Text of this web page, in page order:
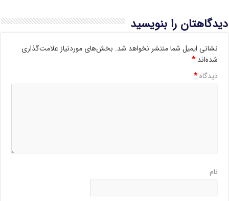
دیدگاهتان را بنویسید
نشانی ایمیل شما منتشر نخواهد شد. بخش‌های موردنیاز علامت‌گذاری
شده‌اند*
دیدگاه*
نام